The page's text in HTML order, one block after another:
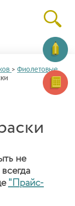
> Фиолетовые
не
"Прайс-